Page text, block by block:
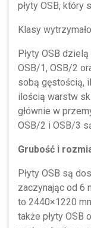
płyty OSB, który
Klasy
Płyty OSB
OSB/1, OSB/2
sobą gęstością,
ilością warstw
głównie w
OSB/2 i OSB/3
Grubość i
Płyty OSB są
zaczynając od 6
to 2440×1220
także płyty OSB